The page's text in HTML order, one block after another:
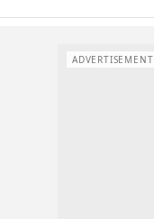
ADVERTISEMENT